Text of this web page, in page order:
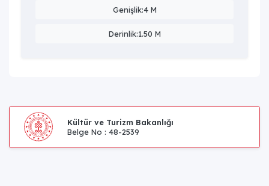
Genişlik:4 M
Derinlik:1.50 M
Kültür ve Turizm Bakanlığı
Belge No : 48-2539